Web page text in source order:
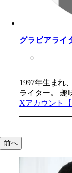
グラビアライ
1997年生まれ
ライター。 趣
Xアカウント【
前へ